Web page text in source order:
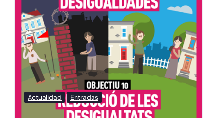
Actualidad Entradas